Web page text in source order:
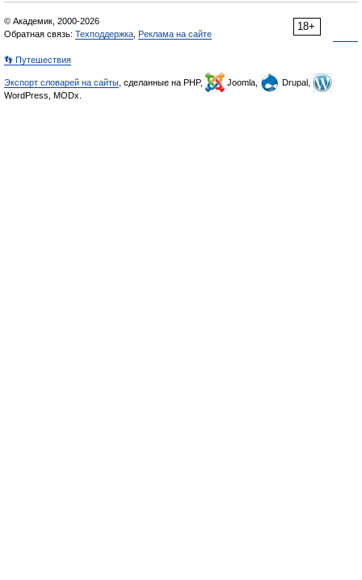
18+
© Академик, 2000-2026
Обратная связь: Техподдержка Реклама на сайте
👣 Путешествия
Экспорт словарей на сайты , сделанные на PHP, Joomla,
Drupal,
WordPress, MODx.